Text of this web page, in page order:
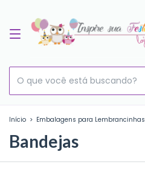
Início > Embalagens para Lembrancinhas
Bandejas